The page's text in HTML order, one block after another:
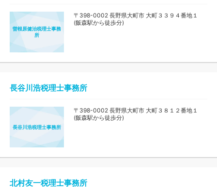
曽根原健治税理士事務
所
〒398-0002 長野県大町市 大町３３９４番地１
(飯森駅から徒歩分)
長谷川浩税理士事務所
長谷川浩税理士事務所
〒398-0002 長野県大町市 大町３８１２番地１
(飯森駅から徒歩分)
北村友一税理士事務所